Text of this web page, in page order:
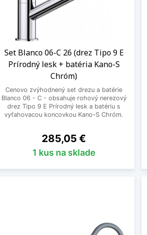
Set Blanco 06-C 26 (drez Tipo 9 E
Prírodný lesk + batéria Kano-S
Chróm)
Cenovo zvýhodnený set drezu a batérie
Blanco 06 - C - obsahuje rohový nerezový
drez Tipo 9 E Prírodný lesk a batériu s
vyťahovacou koncovkou Kano-S Chróm.
Cena
285,05 €
1 kus na sklade